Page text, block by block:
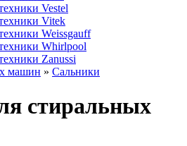
машин » Сальники
стиральных